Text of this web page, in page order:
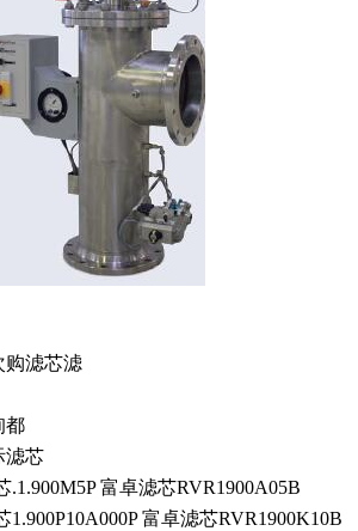
购滤芯滤
都
滤芯
.1.900M5P 富卓滤芯RVR1900A05B
1.900P10A000P 富卓滤芯RVR1900K10B